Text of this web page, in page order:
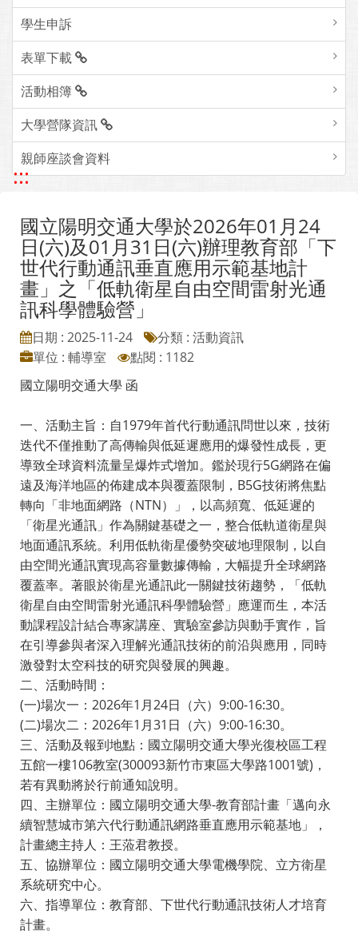
學生申訴
表單下載
活動相簿
大學營隊資訊
親師座談會資料
:::
國立陽明交通大學於2026年01月24
日(六)及01月31日(六)辦理教育部「下
世代行動通訊垂直應用示範基地計
畫」之「低軌衛星自由空間雷射光通
訊科學體驗營」
日期 : 2025-11-24
分類 : 活動資訊
單位 : 輔導室
點閱 : 1182
國立陽明交通大學 函
一、活動主旨：自1979年首代行動通訊問世以來，技術
迭代不僅推動了高傳輸與低延遲應用的爆發性成長，更
導致全球資料流量呈爆炸式增加。鑑於現行5G網路在偏
遠及海洋地區的佈建成本與覆蓋限制，B5G技術將焦點
轉向「非地面網路（NTN）」，以高頻寬、低延遲的
「衛星光通訊」作為關鍵基礎之一，整合低軌道衛星與
地面通訊系統。利用低軌衛星優勢突破地理限制，以自
由空間光通訊實現高容量數據傳輸，大幅提升全球網路
覆蓋率。著眼於衛星光通訊此一關鍵技術趨勢，「低軌
衛星自由空間雷射光通訊科學體驗營」應運而生，本活
動課程設計結合專家講座、實驗室參訪與動手實作，旨
在引導參與者深入理解光通訊技術的前沿與應用，同時
激發對太空科技的研究與發展的興趣。
二、活動時間：
(一)場次一：2026年1月24日（六）9:00-16:30。
(二)場次二：2026年1月31日（六）9:00-16:30。
三、活動及報到地點：國立陽明交通大學光復校區工程
五館一樓106教室(300093新竹市東區大學路1001號)，
若有異動將於行前通知說明。
四、主辦單位：國立陽明交通大學-教育部計畫「邁向永
續智慧城市第六代行動通訊網路垂直應用示範基地」，
計畫總主持人：王蒞君教授。
五、協辦單位：國立陽明交通大學電機學院、立方衛星
系統研究中心。
六、指導單位：教育部、下世代行動通訊技術人才培育
計畫。